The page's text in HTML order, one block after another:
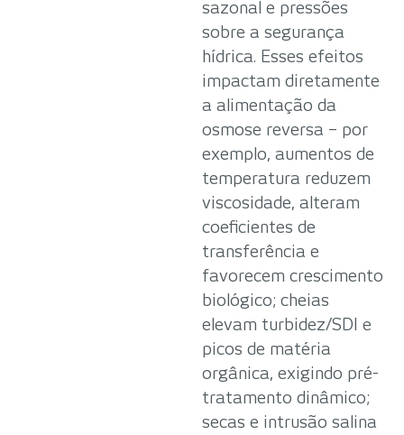
sazonal e pressões
sobre a segurança
hídrica. Esses efeitos
impactam diretamente
a alimentação da
osmose reversa – por
exemplo, aumentos de
temperatura reduzem
viscosidade, alteram
coeficientes de
transferência e
favorecem crescimento
biológico; cheias
elevam turbidez/SDI e
picos de matéria
orgânica, exigindo pré-
tratamento dinâmico;
secas e intrusão salina